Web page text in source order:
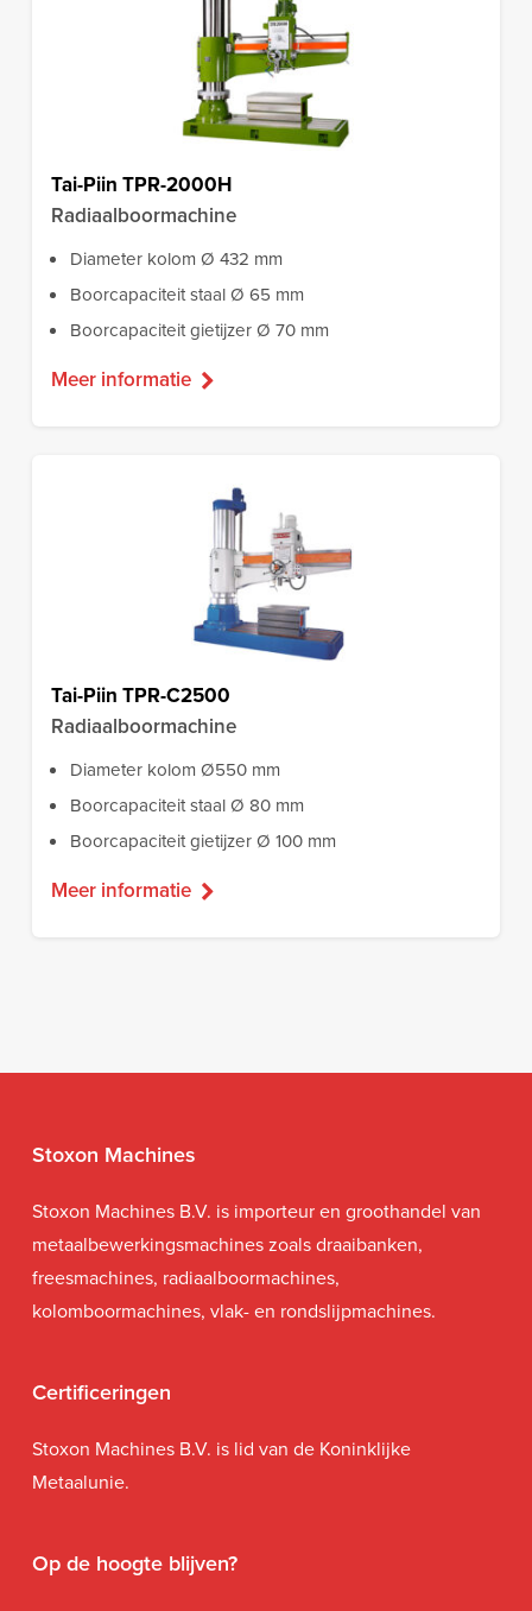
Tai-Piin TPR-2000H
Radiaalboormachine
Diameter kolom Ø 432 mm
Boorcapaciteit staal Ø 65 mm
Boorcapaciteit gietijzer Ø 70 mm
Meer informatie
Tai-Piin TPR-C2500
Radiaalboormachine
Diameter kolom Ø550 mm
Boorcapaciteit staal Ø 80 mm
Boorcapaciteit gietijzer Ø 100 mm
Meer informatie
Stoxon Machines
Stoxon Machines B.V. is importeur en groothandel van
metaalbewerkingsmachines zoals draaibanken,
freesmachines, radiaalboormachines,
kolomboormachines, vlak- en rondslijpmachines.
Certificeringen
Stoxon Machines B.V. is lid van de Koninklijke
Metaalunie.
Op de hoogte blijven?